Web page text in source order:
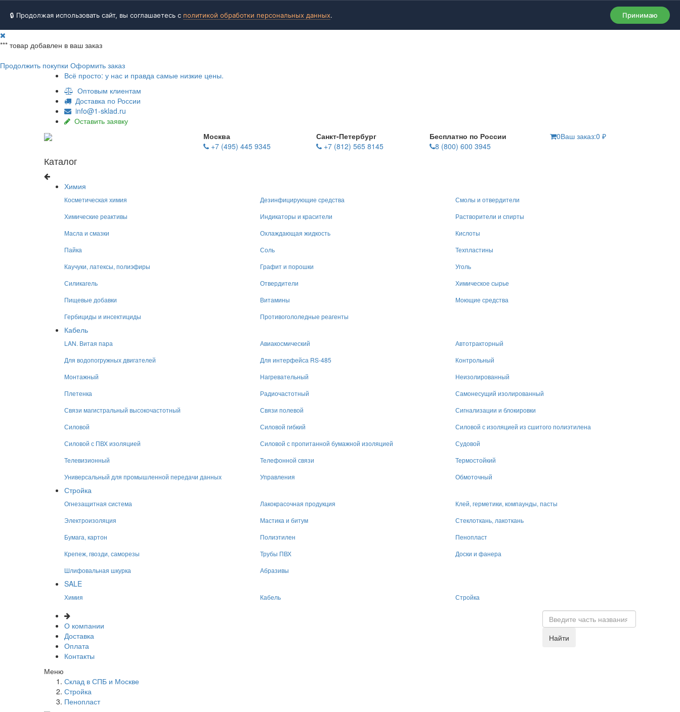
🔒 Продолжая использовать сайт, вы соглашаетесь с политикой обработки персональных данных. Принимаю
*** товар добавлен в ваш заказ
Продолжить покупки Оформить заказ
Всё просто: у нас и правда самые низкие цены.
Оптовым клиентам
Доставка по России
info@1-sklad.ru
Оставить заявку
Москва
+7 (495) 445 9345
Санкт-Петербург
+7 (812) 565 8145
Бесплатно по России
8 (800) 600 3945
0Ваш заказ:0 ₽
Каталог
Химия
Косметическая химия Дезинфицирующие средства
Смолы и отвердители
Химические реактивы
Индикаторы и красители
Растворители и спирты
Масла и смазки
Охлаждающая жидкость
Кислоты
Пайка
Соль
Техпластины
Каучуки, латексы, полиэфиры
Графит и порошки
Уголь
Силикагель
Отвердители
Химическое сырье
Пищевые добавки
Витамины
Моющие средства
Гербициды и инсектициды
Противогололедные реагенты
Кабель
LAN. Витая пара Авиакосмический
Автотракторный
Для водопогружных двигателей
Для интерфейса RS-485
Контрольный
Монтажный
Нагревательный
Неизолированный
Плетенка
Радиочастотный
Самонесущий изолированный
Связи магистральный высокочастотный
Связи полевой
Сигнализации и блокировки
Силовой
Силовой гибкий
Силовой с изоляцией из сшитого полиэтилена
Силовой с ПВХ изоляцией
Силовой с пропитанной бумажной изоляцией
Судовой
Телевизионный
Телефонной связи
Термостойкий
Универсальный для промышленной передачи данных
Управления Обмоточный
Стройка
Огнезащитная система Лакокрасочная продукция
Клей, герметики, компаунды, пасты
Электроизоляция
Мастика и битум
Стеклоткань, лакоткань
Бумага, картон
Полиэтилен
Пенопласт
Крепеж, гвозди, саморезы
Трубы ПВХ
Доски и фанера
Шлифовальная шкурка
Абразивы
SALE
Химия Кабель Стройка
О компании
Доставка
Оплата
Контакты
Найти
Меню
Склад в СПБ и Москве
Стройка
Пенопласт